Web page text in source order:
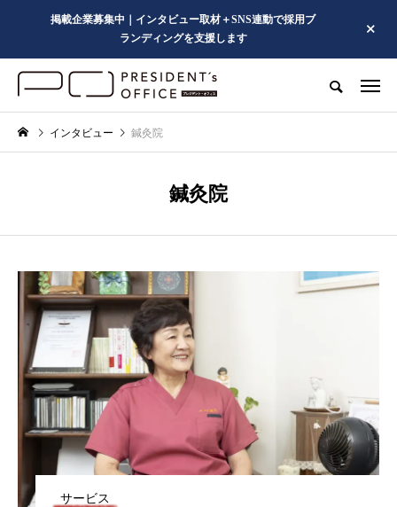
掲載企業募集中｜インタビュー取材＋SNS連動で採用ブ
ランディングを支援します
インタビュー 鍼灸院
鍼灸院
サービス